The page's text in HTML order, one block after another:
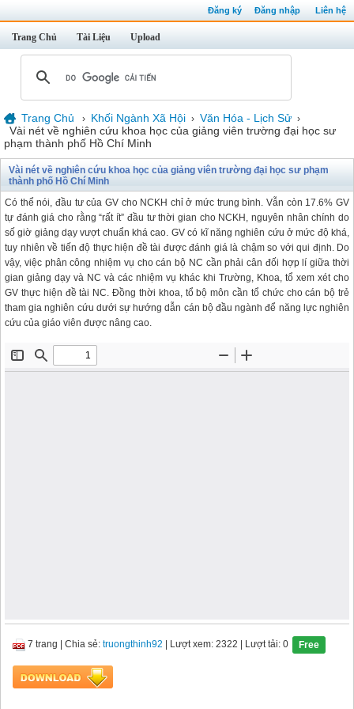
Đăng ký Đăng nhập Liên hệ
Trang Chủ Tài Liệu Upload
Trang Chủ › Khối Ngành Xã Hội › Văn Hóa - Lịch Sử ›
Vài nét về nghiên cứu khoa học của giảng viên trường đại học sư
phạm thành phố Hồ Chí Minh
Vài nét về nghiên cứu khoa học của giảng viên trường đại học sư phạm
thành phố Hồ Chí Minh
Có thể nói, đầu tư của GV cho NCKH chỉ ở mức trung bình. Vẫn còn 17.6% GV
tự đánh giá cho rằng “rất ít” đầu tư thời gian cho NCKH, nguyên nhân chính do
số giờ giảng dạy vượt chuẩn khá cao. GV có kĩ năng nghiên cứu ở mức độ khá,
tuy nhiên về tiến độ thực hiện đề tài được đánh giá là chậm so với qui định. Do
vậy, việc phân công nhiệm vụ cho cán bộ NC cần phải cân đối hợp lí giữa thời
gian giảng dạy và NC và các nhiệm vụ khác khi Trường, Khoa, tổ xem xét cho
GV thực hiện đề tài NC. Đồng thời khoa, tổ bộ môn cần tổ chức cho cán bộ trẻ
tham gia nghiên cứu dưới sự hướng dẫn cán bộ đầu ngành để năng lực nghiên
cứu của giáo viên được nâng cao.
7 trang Chia sẻ: truongthinh92 | Lượt xem: 2322 | Lượt tải: 0 Free